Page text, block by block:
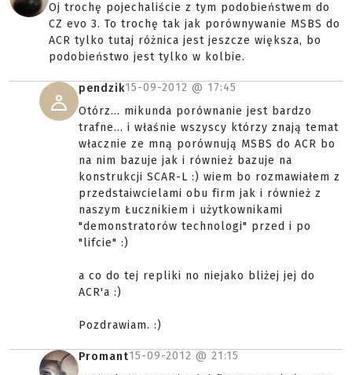
Oj trochę pojechaliście z tym podobieństwem do
CZ evo 3. To trochę tak jak porównywanie MSBS do
ACR tylko tutaj różnica jest jeszcze większa, bo
podobieństwo jest tylko w kolbie.
pendzik15-09-2012 @ 17:45
Otórz... mikunda porównanie jest bardzo
trafne... i właśnie wszyscy którzy znają temat
włacznie ze mną porównują MSBS do ACR bo
na nim bazuje jak i również bazuje na
konstrukcji SCAR-L :) wiem bo rozmawiałem z
przedstaiwcielami obu firm jak i również z
naszym Łucznikiem i użytkownikami
"demonstratorów technologi" przed i po
"lifcie" :)
a co do tej repliki no niejako bliżej jej do
ACR'a :)
Pozdrawiam. :)
Promant15-09-2012 @ 21:15